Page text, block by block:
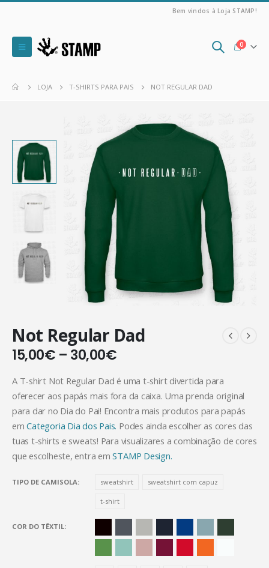
Bem vindos à Loja STAMP!
0
LOJA T-SHIRTS PARA PAIS NOT REGULAR DAD
Not Regular Dad
15,00€ – 30,00€
A T-shirt Not Regular Dad é uma t-shirt divertida para
oferecer aos papás mais fora da caixa. Uma prenda original
para dar no Dia do Pai! Encontra mais produtos para papás
emCategoria Dia dos Pais. Podes ainda escolher as cores das
tuas t-shirts e sweats! Para visualizares a combinação de cores
que escolheste, entra emSTAMP Design.
TIPO DE CAMISOLA sweatshirt sweatshirt com capuz
t-shirt
COR DO TÊXTIL